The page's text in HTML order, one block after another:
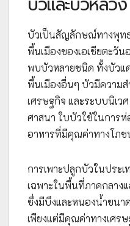
บัวเป็นสัญลักษณ์ทางพุท
พื้นเมืองของเอเชียตะวัน
พบบัวหลายชนิด ทั้งบัวแ
พื้นเมืองอื่นๆ บัวมีความ
เศรษฐกิจ และระบบนิเ
ศาสนา ใบบัวใช้ในการห่
อาหารที่มีคุณค่าทางโภช
การเพาะปลูกบัวในประ
เฉพาะในพื้นที่ภาคกลาง
ซึ่งมีบึงและหนองน้ำขนา
เพียงแต่มีคุณค่าทางเศร